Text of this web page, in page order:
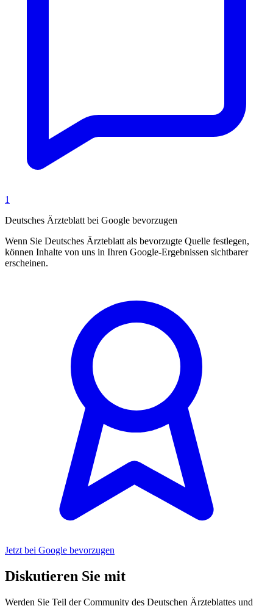
1
Deutsches Ärzteblatt bei Google bevorzugen
Wenn Sie Deutsches Ärzteblatt als bevorzugte Quelle festlegen,
können Inhalte von uns in Ihren Google-Ergebnissen sichtbarer
erscheinen.
Jetzt bei Google bevorzugen
Diskutieren Sie mit
Werden Sie Teil der Community des Deutschen Ärzteblattes und